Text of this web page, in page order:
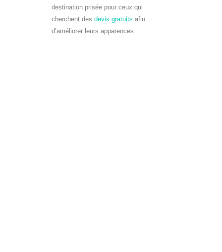
destination prisée pour ceux qui
cherchent desdevis gratuits afin
d’améliorer leurs apparences.